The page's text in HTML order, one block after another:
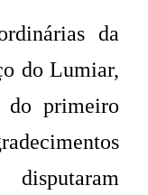
da
do Lumiar,
do primeiro
disputaram